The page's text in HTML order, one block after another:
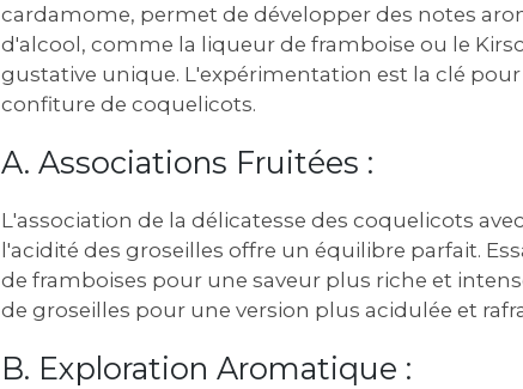
cardamome‚ permet de développer des notes
d'alcool‚ comme la liqueur de framboise ou le
gustative unique. L'expérimentation est la clé
confiture de coquelicots.
A. Associations Fruitées :
L'association de la délicatesse des coquelicots
l'acidité des groseilles offre un équilibre parfait.
de framboises pour une saveur plus riche et
de groseilles pour une version plus acidulée et
B. Exploration Aromatique :